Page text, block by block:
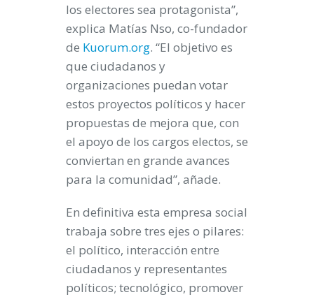
los electores sea protagonista”,
explica Matías Nso, co-fundador
de Kuorum.org. “El objetivo es
que ciudadanos y
organizaciones puedan votar
estos proyectos políticos y hacer
propuestas de mejora que, con
el apoyo de los cargos electos, se
conviertan en grande avances
para la comunidad”, añade.
En definitiva esta empresa social
trabaja sobre tres ejes o pilares:
el político, interacción entre
ciudadanos y representantes
políticos; tecnológico, promover